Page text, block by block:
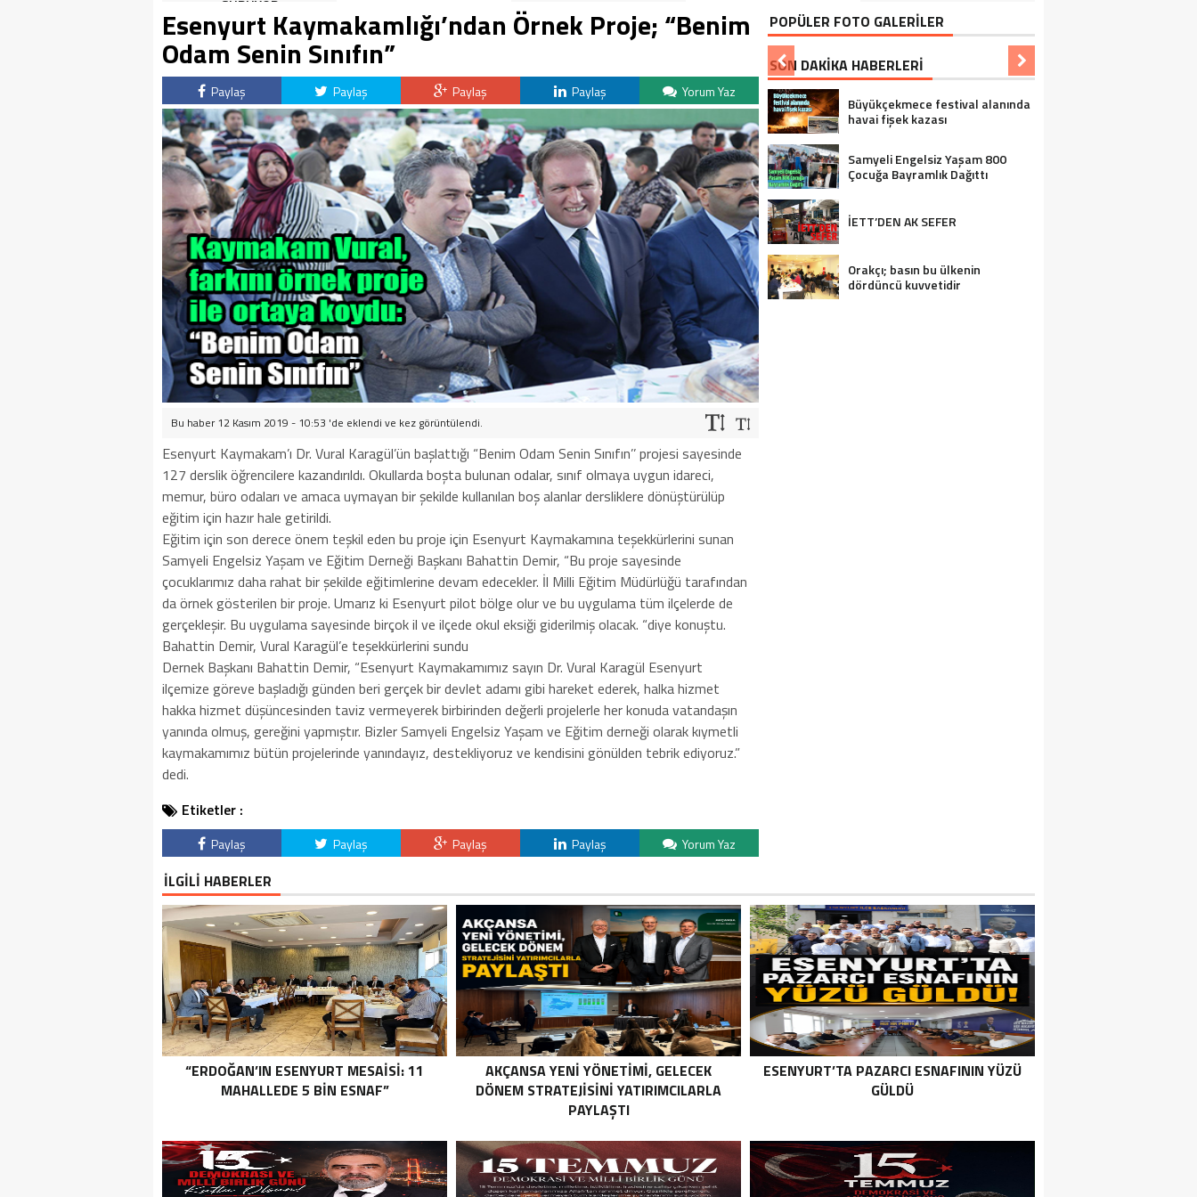
SÜRÜYOR
Esenyurt Kaymakamlığı’ndan Örnek Proje; “Benim
Odam Senin Sınıfın”
Paylaş Paylaş Paylaş Paylaş Yorum Yaz
Bu haber 12 Kasım 2019 - 10:53 'de eklendi ve kez görüntülendi.
Esenyurt Kaymakam’ı Dr. Vural Karagül’ün başlattığı “Benim Odam Senin Sınıfın’’ projesi sayesinde
127 derslik öğrencilere kazandırıldı. Okullarda boşta bulunan odalar, sınıf olmaya uygun idareci,
memur, büro odaları ve amaca uymayan bir şekilde kullanılan boş alanlar dersliklere dönüştürülüp
eğitim için hazır hale getirildi.
Eğitim için son derece önem teşkil eden bu proje için Esenyurt Kaymakamına teşekkürlerini sunan
Samyeli Engelsiz Yaşam ve Eğitim Derneği Başkanı Bahattin Demir, “Bu proje sayesinde
çocuklarımız daha rahat bir şekilde eğitimlerine devam edecekler. İl Milli Eğitim Müdürlüğü tarafından
da örnek gösterilen bir proje. Umarız ki Esenyurt pilot bölge olur ve bu uygulama tüm ilçelerde de
gerçekleşir. Bu uygulama sayesinde birçok il ve ilçede okul eksiği giderilmiş olacak. “diye konuştu.
Bahattin Demir, Vural Karagül’e teşekkürlerini sundu
Dernek Başkanı Bahattin Demir, “Esenyurt Kaymakamımız sayın Dr. Vural Karagül Esenyurt
ilçemize göreve başladığı günden beri gerçek bir devlet adamı gibi hareket ederek, halka hizmet
hakka hizmet düşüncesinden taviz vermeyerek birbirinden değerli projelerle her konuda vatandaşın
yanında olmuş, gereğini yapmıştır. Bizler Samyeli Engelsiz Yaşam ve Eğitim derneği olarak kıymetli
kaymakamımız bütün projelerinde yanındayız, destekliyoruz ve kendisini gönülden tebrik ediyoruz.”
dedi.
Etiketler :
Paylaş Paylaş Paylaş Paylaş Yorum Yaz
POPÜLER FOTO GALERİLER
SON DAKİKA HABERLERİ
Büyükçekmece festival alanında
havai fişek kazası
Samyeli Engelsiz Yaşam 800
Çocuğa Bayramlık Dağıttı
İETT’DEN AK SEFER
Orakçı; basın bu ülkenin
dördüncü kuvvetidir
İLGİLİ HABERLER
“ERDOĞAN’IN ESENYURT MESAİSİ: 11
MAHALLEDE 5 BİN ESNAF”
AKÇANSA YENI YÖNETIMI, GELECEK
DÖNEM STRATEJISINI YATIRIMCILARLA
PAYLAŞTI
ESENYURT’TA PAZARCI ESNAFININ YÜZÜ
GÜLDÜ